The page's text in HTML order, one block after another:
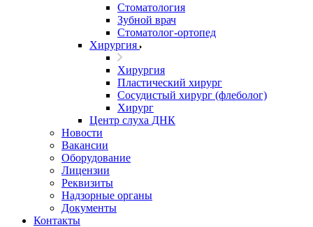
Стоматология
Зубной врач
Стоматолог-ортопед
Хирургия
Хирургия
Пластический хирург
Сосудистый хирург (флеболог)
Хирург
Центр слуха ДНК
Новости
Вакансии
Оборудование
Лицензии
Реквизиты
Надзорные органы
Документы
Контакты